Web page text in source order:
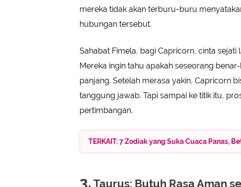
mereka tidak akan terburu-buru
hubungan tersebut.
Sahabat Fimela, bagi Capricorn, cinta
Mereka ingin tahu apakah seseorang
panjang. Setelah merasa yakin, Capricorn
tanggung jawab. Tapi sampai ke titik itu,
pertimbangan.
TERKAIT: 7 Zodiak yang Suka Cuaca Panas,
3. Taurus: Butuh Rasa Aman